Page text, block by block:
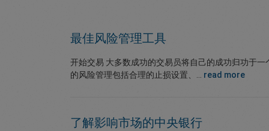
最佳风险管理工具
开始交易 大多数成功的交易员将自己的成功归功于
的风险管理包括合理的止损设置、... read more
了解影响市场的中央银行